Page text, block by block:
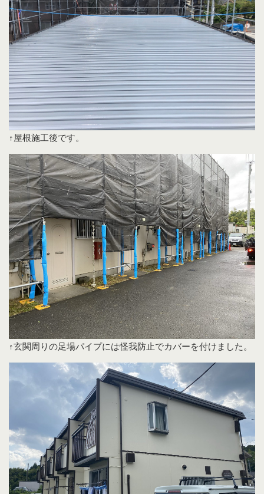
↑屋根施工後です。
↑玄関周りの足場パイプには怪我防止でカバーを付けました。